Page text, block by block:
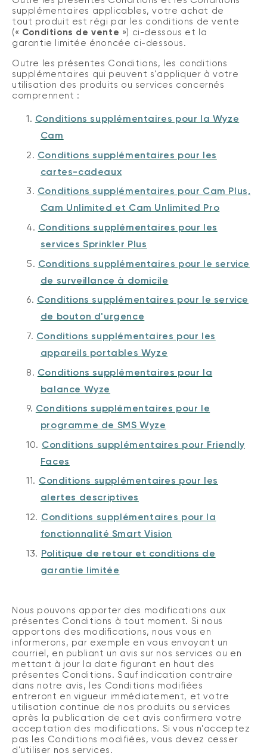
supplémentaires applicables, votre achat de
tout produit est régi par les conditions de vente
(« Conditions de vente ») ci-dessous et la
garantie limitée énoncée ci-dessous.
Outre les présentes Conditions, les conditions
supplémentaires qui peuvent s'appliquer à votre
utilisation des produits ou services concernés
comprennent :
1. Conditions supplémentaires pour la Wyze
Cam
2. Conditions supplémentaires pour les
cartes-cadeaux
3. Conditions supplémentaires pour Cam Plus,
Cam Unlimited et Cam Unlimited Pro
4. Conditions supplémentaires pour les
services Sprinkler Plus
5. Conditions supplémentaires pour le service
de surveillance à domicile
6. Conditions supplémentaires pour le service
de bouton d'urgence
7. Conditions supplémentaires pour les
appareils portables Wyze
8. Conditions supplémentaires pour la
balance Wyze
9. Conditions supplémentaires pour le
programme de SMS Wyze
10. Conditions supplémentaires pour Friendly
Faces
11. Conditions supplémentaires pour les
alertes descriptives
12. Conditions supplémentaires pour la
fonctionnalité Smart Vision
13. Politique de retour et conditions de
garantie limitée
Nous pouvons apporter des modifications aux
présentes Conditions à tout moment. Si nous
apportons des modifications, nous vous en
informerons, par exemple en vous envoyant un
courriel, en publiant un avis sur nos services ou en
mettant à jour la date figurant en haut des
présentes Conditions. Sauf indication contraire
dans notre avis, les Conditions modifiées
entreront en vigueur immédiatement, et votre
utilisation continue de nos produits ou services
après la publication de cet avis confirmera votre
acceptation des modifications. Si vous n'acceptez
pas les Conditions modifiées, vous devez cesser
d'utiliser nos services.